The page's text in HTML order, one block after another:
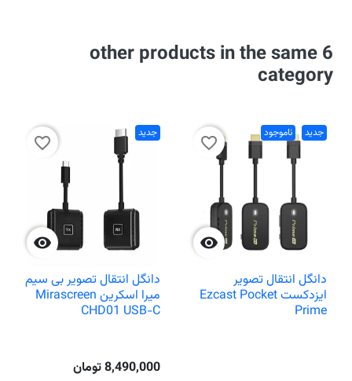
6 other products in the same
category
جدید ناموجود

favorite_border
دانگل انتقال تصویر
ایزدکست Ezcast Pocket
Prime
جدید

favorite_border
دانگل انتقال تصویر بی سیم
میرا اسکرین Mirascreen
CHD01 USB-C
8,490,000 تومان